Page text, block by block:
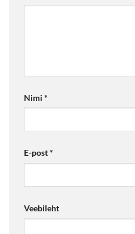
Nimi *
E-post*
Veebileht